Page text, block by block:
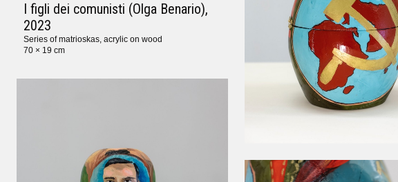
I figli dei comunisti (Olga Benario),
2023
Series of matrioskas, acrylic on wood
70 × 19 cm